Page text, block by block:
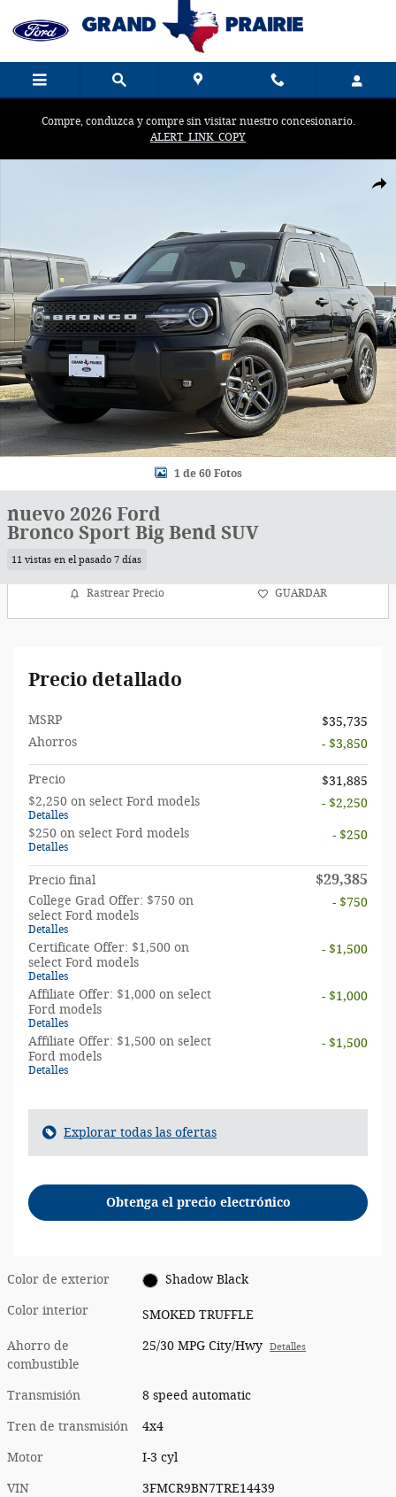
Compre, conduzca y compre sin visitar nuestro concesionario.
ALERT_LINK_COPY
1 de 60 Fotos
nuevo 2026 Ford
Bronco Sport Big Bend SUV
11 vistas en el pasado 7 días
Rastrear Precio GUARDAR
Precio detallado
MSRP
$35,735
Ahorros
- $3,850
Precio
$31,885
$2,250 on select Ford models
Detalles
- $2,250
$250 on select Ford models
Detalles
- $250
Precio final $29,385
College Grad Offer: $750 on
select Ford models
Detalles
- $750
Certificate Offer: $1,500 on
select Ford models
Detalles
- $1,500
Affiliate Offer: $1,000 on select
Ford models
Detalles
- $1,000
Affiliate Offer: $1,500 on select
Ford models
Detalles
- $1,500
Explorar todas las ofertas
Obtenga el precio electrónico
Color de exterior Shadow Black
Color interior SMOKED TRUFFLE
Ahorro de
combustible
25/30 MPG City/Hwy Detalles
Transmisión 8 speed automatic
Tren de transmisión 4x4
Motor I-3 cyl
VIN 3FMCR9BN7TRE14439